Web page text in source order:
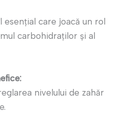
care joacă un rol
carbohidraților și al
nivelului de zahăr